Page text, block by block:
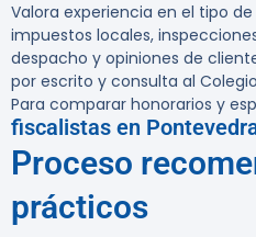
Valora experiencia en el tipo de
impuestos locales,
despacho y opiniones de
por escrito y consulta al
Para comparar honorarios y
fiscalistas en
Proceso
prácticos